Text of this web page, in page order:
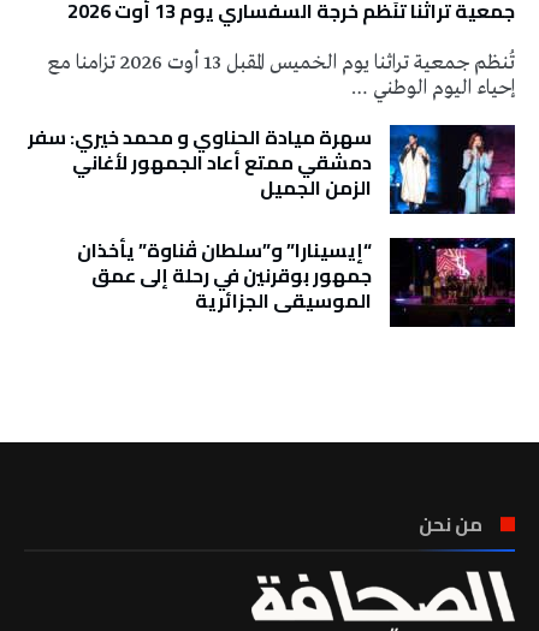
جمعية تراثنا تنَظم خرجة السفساري يوم 13 أوت 2026
تُنظم جمعية تراثنا يوم الخميس المقبل 13 أوت 2026 تزامنا مع
إحياء اليوم الوطني …
سهرة ميادة الحناوي و محمد خيري: سفر
دمشقي ممتع أعاد الجمهور لأغاني
الزمن الجميل
“إيسينارا” و”سلطان ڤناوة” يأخذان
جمهور بوقرنين في رحلة إلى عمق
الموسيقى الجزائرية
من نحن